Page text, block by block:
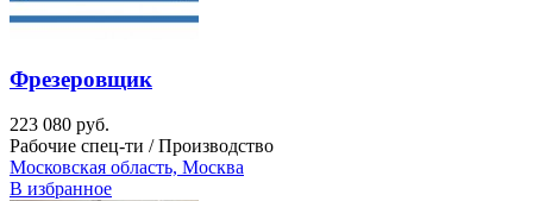
Фрезеровщик
223 080 руб.
Рабочие спец-ти / Производство
Московская область, Москва
В избранное